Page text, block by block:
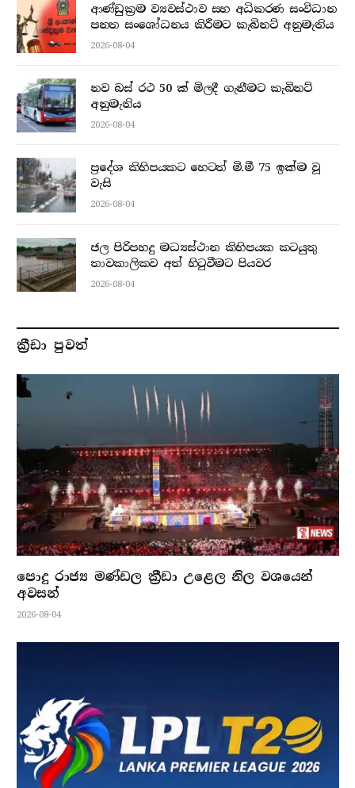
ආණ්ඩුක්‍රම ව්‍යවස්ථාව සහ අධිකරණ සංවිධාන
පනත සංශෝධනය කිරීමට කැබිනට් අනුමැතිය
2026-08-04
නව බස් රථ 50 ක් මිලදී ගැනීමට කැබිනට්
අනුමැතිය
2026-08-04
ප්‍රදේශ කිහිපයකට හෙටත් මි.මී 75 ඉක්ම වූ
වැසි
2026-08-04
ජල පිරිපහදු මධ්‍යස්ථාන කිහිපයක කටයුතු
තාවකාලිකව අත් හිටුවීමට පියවර
2026-08-04
ක්‍රීඩා පුවත්
පොදු රාජ්‍ය මණ්ඩල ක්‍රීඩා උළෙල නිල වශයෙන්
අවසන්
2026-08-04